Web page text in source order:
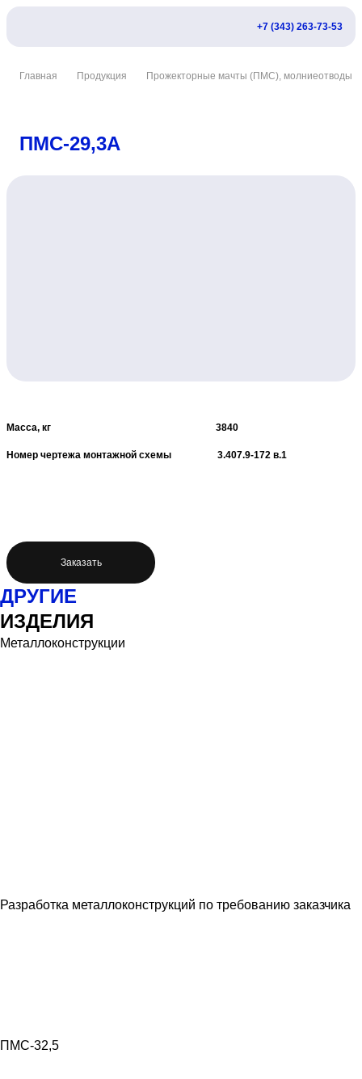
+7 (343) 263-73-53
Главная Продукция Прожекторные мачты (ПМС), молниеотводы
ПМС-29,3А
Масса, кг 3840
Номер чертежа монтажной схемы 3.407.9-172 в.1
Заказать
ДРУГИЕ
ИЗДЕЛИЯ
Металлоконструкции
Разработка металлоконструкций по требованию заказчика
ПМС-32,5